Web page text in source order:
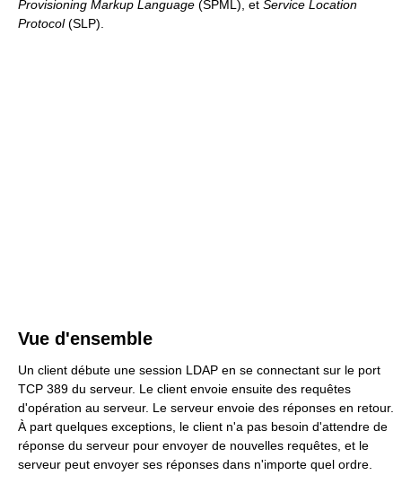
Provisioning Markup Language (SPML), et Service Location
Protocol(SLP).
Vue d'ensemble
Un client débute une session LDAP en se connectant sur le port
TCP 389 du serveur. Le client envoie ensuite des requêtes
d'opération au serveur. Le serveur envoie des réponses en retour.
À part quelques exceptions, le client n'a pas besoin d'attendre de
réponse du serveur pour envoyer de nouvelles requêtes, et le
serveur peut envoyer ses réponses dans n'importe quel ordre.